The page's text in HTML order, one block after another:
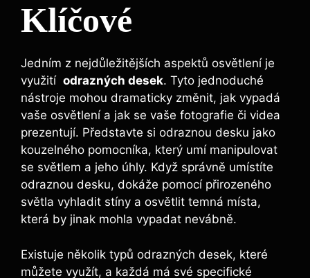
Klíčové
Jedním z nejdůležitějších aspektů osvětlení je
využití ⁢ odrazných desek. Tyto jednoduché‍
nástroje mohou ‌dramaticky změnit, jak vypadá
vaše ⁣osvětlení a jak‌ se vaše fotografie⁤ či videa⁢
prezentují. Představte si odraznou desku ​jako
kouzelného pomocníka, který umí manipulovat
se světlem a jeho úhly. Když správně umístíte
odraznou desku, dokáže ⁣pomocí přirozeného
světla​ vyhladit stíny a osvětlit temná⁢ místa,
‍která by jinak mohla‌ vypadat nevábně.
Existuje ​několik typů odrazných​ desek, které
‌můžete⁢ využít, a ⁢každá má své specifické